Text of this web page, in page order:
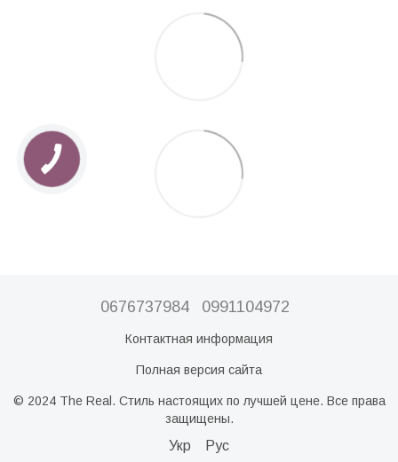
0676737984 0991104972
Контактная информация
Полная версия сайта
© 2024 The Real. Стиль настоящих по лучшей цене. Все права
защищены.
Укр Рус